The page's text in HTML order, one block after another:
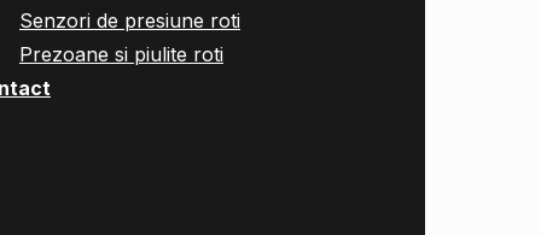
Senzori de presiune roti
Prezoane si piulite roti